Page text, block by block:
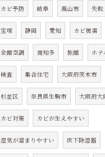
カビ予防 岐阜 高山市 失敗
宝塚 静岡 愛知 カビ被害
全館空調 南知多 旅館 ホテ
検査 集合住宅 大阪府茨木市
杉並区 奈良県生駒市 大阪府大
カビ対策 カビが生えやすい
湿気が溜まりやすい 床下除湿器